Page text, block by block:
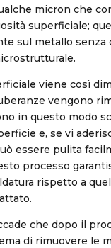
micron che
superficiale;
sul metallo senza
viene così
vengono
in questo modo
e, se vi
essere pulita
processo
rispetto a
che dopo il
di rimuovere le